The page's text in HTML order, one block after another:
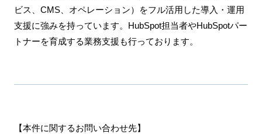
ビス、CMS、オペレーション）をフル活用した導入・運用
支援に強みを持っています。HubSpot担当者やHubSpotパー
トナーを育成する業務支援も行っております。
【本件に関するお問い合わせ先】